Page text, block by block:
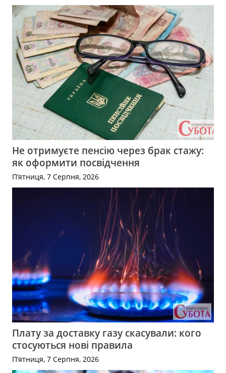
Не отримуєте пенсію через брак стажу:
як оформити посвідчення
П’ятниця, 7 Серпня, 2026
Плату за доставку газу скасували: кого
стосуються нові правила
П’ятниця, 7 Серпня, 2026